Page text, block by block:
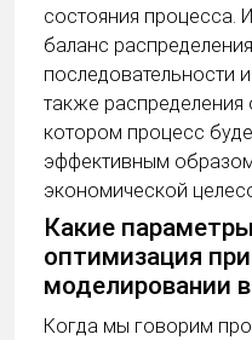
состояния процесса.
баланс
последовательности
также распределения
котором процесс
эффективным
экономической
Какие
оптимизация
моделировании
Когда мы говорим